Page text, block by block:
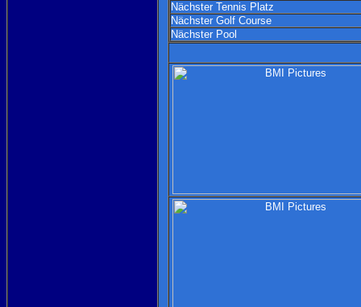
Nächster Tennis Platz
Nächster Golf Course
Nächster Pool